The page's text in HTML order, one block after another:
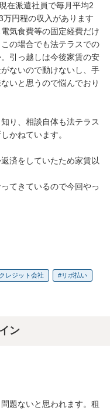
在派遣社員で毎月平均2
円程の収入があります
気食費等の固定経費だけ
の場合でも法テラスでの
引っ越しは今後家賃の安
ないので動けないし、手
いと思うので悩んでおり
り、相談自体も法テラス
かねています。
済をしていたため家賃以
てきているので今回やっ
クレジット会社 リボ払い
ン
題ないと思われます。租